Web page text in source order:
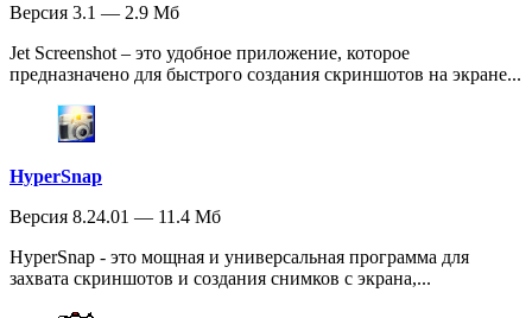
Версия 3.1 — 2.9 Мб
Jet Screenshot – это удобное приложение, которое
предназначено для быстрого создания скриншотов на экране...
HyperSnap
Версия 8.24.01 — 11.4 Мб
HyperSnap - это мощная и универсальная программа для
захвата скриншотов и создания снимков с экрана,...